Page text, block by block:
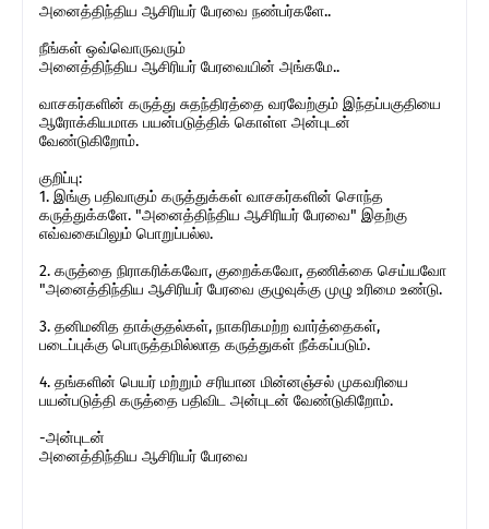
அனைத்திந்திய ஆசிரியர் பேரவை நண்பர்களே..
நீங்கள் ஒவ்வொருவரும்
அனைத்திந்திய ஆசிரியர் பேரவையின் அங்கமே..
வாசகர்களின் கருத்து சுதந்திரத்தை வரவேற்கும் இந்தப்பகுதியை
ஆரோக்கியமாக பயன்படுத்திக் கொள்ள அன்புடன்
வேண்டுகிறோம்.
குறிப்பு:
1. இங்கு பதிவாகும் கருத்துக்கள் வாசகர்களின் சொந்த
கருத்துக்களே. "அனைத்திந்திய ஆசிரியர் பேரவை" இதற்கு
எவ்வகையிலும் பொறுப்பல்ல.
2. கருத்தை நிராகரிக்கவோ, குறைக்கவோ, தணிக்கை செய்யவோ
"அனைத்திந்திய ஆசிரியர் பேரவை குழுவுக்கு முழு உரிமை உண்டு.
3. தனிமனித தாக்குதல்கள், நாகரிகமற்ற வார்த்தைகள்,
படைப்புக்கு பொருத்தமில்லாத கருத்துகள் நீக்கப்படும்.
4. தங்களின் பெயர் மற்றும் சரியான மின்னஞ்சல் முகவரியை
பயன்படுத்தி கருத்தை பதிவிட அன்புடன் வேண்டுகிறோம்.
-அன்புடன்
அனைத்திந்திய ஆசிரியர் பேரவை